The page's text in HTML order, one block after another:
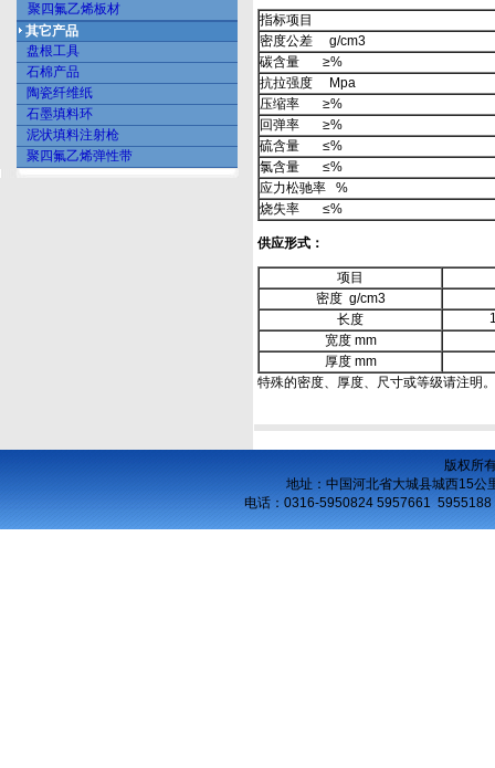
聚四氟乙烯板材
其它产品
盘根工具
石棉产品
陶瓷纤维纸
石墨填料环
泥状填料注射枪
聚四氟乙烯弹性带
指标项目
密度公差 g/cm3
碳含量 ≥%
抗拉强度 Mpa
压缩率 ≥%
回弹率 ≥%
硫含量 ≤%
氯含量 ≤%
应力松驰率 %
烧失率 ≤%
供应形式：
项目
密度 g/cm3
长度
宽度 mm
厚度 mm
特殊的密度、厚度、尺寸或等级请注明。
版权所
地址：中国河北省大城县城西15公
电话： 0316-5950824 5957661